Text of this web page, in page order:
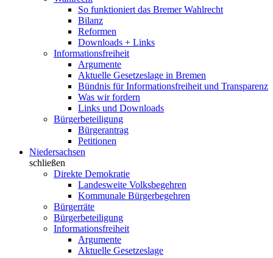
So funktioniert das Bremer Wahlrecht
Bilanz
Reformen
Downloads + Links
Informationsfreiheit
Argumente
Aktuelle Gesetzeslage in Bremen
Bündnis für Informationsfreiheit und Transparenz
Was wir fordern
Links und Downloads
Bürgerbeteiligung
Bürgerantrag
Petitionen
Niedersachsen
schließen
Direkte Demokratie
Landesweite Volksbegehren
Kommunale Bürgerbegehren
Bürgerräte
Bürgerbeteiligung
Informationsfreiheit
Argumente
Aktuelle Gesetzeslage